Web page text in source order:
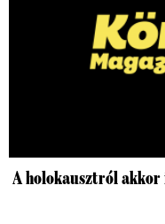
A holokausztról akkor